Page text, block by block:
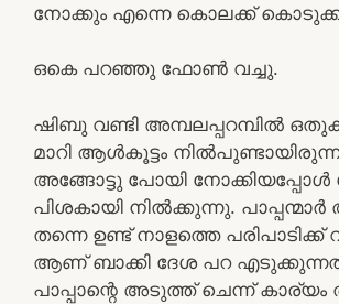
നോക്കും എന്നെ കൊലക്ക്
ഒകെ പറഞ്ഞു ഫോൺ വച്ചു.
ഷിബു വണ്ടി അമ്പലപ്പറമ്പിൽ
മാറി ആൾകൂട്ടം
അങ്ങോട്ടു പോയി നോക്കിയപ്പോൾ
പിശകായി നിൽക്കുന്നു.
തന്നെ ഉണ്ട് നാളത്തെ
ആണ് ബാക്കി ദേശ പറ
പാപ്പാന്റെ അടുത്ത് ചെന്ന് കാര്യം